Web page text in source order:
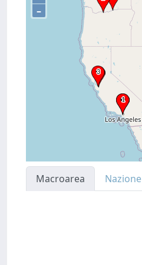
–
Macroarea Nazione